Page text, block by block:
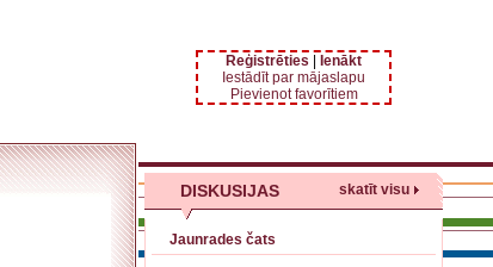
Reģistrēties
Ienākt
Iestādīt par mājaslapu
Pievienot favorītiem
DISKUSIJAS skatīt visu
Jaunrades čats